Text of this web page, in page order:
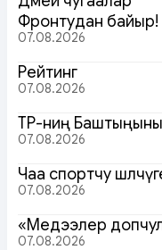
Фронтудан байыр!
07.08.2026
Рейтинг
07.08.2026
ТР-ниң
07.08.2026
Чаа спортчу
07.08.2026
«Медээлер
07.08.2026